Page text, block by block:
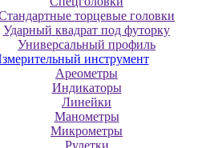
торцевые головки
Ударный квадрат под футорку
Универсальный профиль
инструмент
Ареометры
Индикаторы
Линейки
Манометры
Микрометры
Рулетки